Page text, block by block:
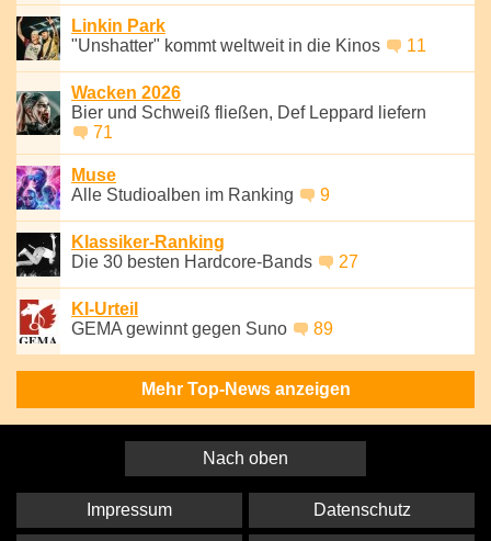
Linkin Park
"Unshatter" kommt weltweit in die Kinos
11
Wacken 2026
Bier und Schweiß fließen, Def Leppard liefern
71
Muse
Alle Studioalben im Ranking
9
Klassiker-Ranking
Die 30 besten Hardcore-Bands
27
KI-Urteil
GEMA gewinnt gegen Suno
89
Mehr Top-News anzeigen
Nach oben
Impressum Datenschutz